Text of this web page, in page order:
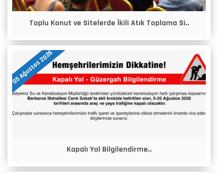
Toplu Konut ve Sitelerde İkili Atık Toplama Si..
05 Ağustos 2026
Kapalı Yol Bilgilendirme..